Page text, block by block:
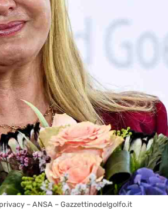
– ANSA – Gazzettinodelgolfo.it